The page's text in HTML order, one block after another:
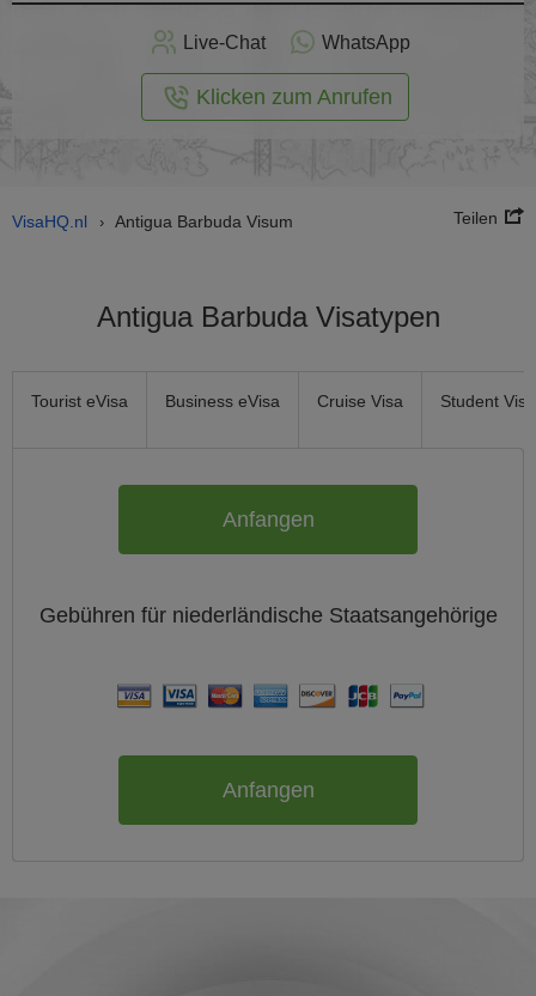
Live-Chat WhatsApp
Klicken zum Anrufen
VisaHQ.nl › Antigua Barbuda Visum Teilen
Antigua Barbuda Visatypen
Tourist eVisa Business eVisa Cruise Visa Student Visa
Anfangen
Gebühren für niederländische Staatsangehörige
Anfangen